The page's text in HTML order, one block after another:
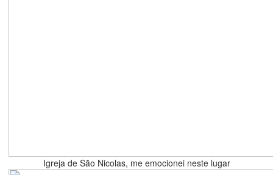
Igreja de São Nicolas, me emocionei neste lugar